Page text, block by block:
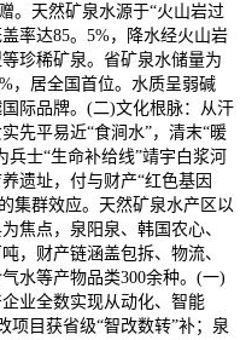
。天然矿泉水源于“火山岩过
率达85。5%，降水经火山岩
珍稀矿泉。省矿泉水储量为
，居全国首位。水质呈弱碱
际品牌。(二)文化根脉：从汗
先平易近“食涧水”，清末“暖
士“生命补给线”靖宇白浆河
遗址，付与财产“红色基因
集群效应。天然矿泉水产区以
焦点，泉阳泉、韩国农心、
，财产链涵盖包拆、物流、
水等产物品类300余种。(一)
业全数实现从动化、智能
项目获省级“智改数转”补；泉